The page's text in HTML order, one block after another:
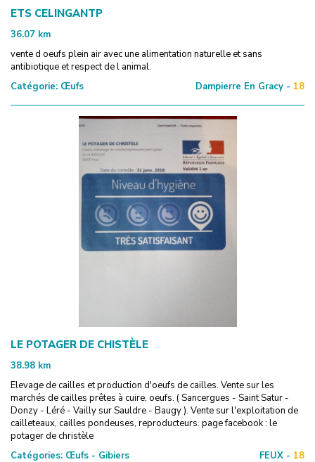
ETS CELINGANTP
36.07 km
vente d oeufs plein air avec une alimentation naturelle et sans
antibiotique et respect de l animal.
Catégorie: Œufs Dampierre En Gracy - 18
LE POTAGER DE CHISTÈLE
38.98 km
Elevage de cailles et production d'oeufs de cailles. Vente sur les
marchés de cailles prêtes à cuire, oeufs. ( Sancergues - Saint Satur -
Donzy - Léré - Vailly sur Sauldre - Baugy ). Vente sur l'exploitation de
cailleteaux, cailles pondeuses, reproducteurs. page facebook : le
potager de christèle
Catégories: Œufs - Gibiers FEUX - 18